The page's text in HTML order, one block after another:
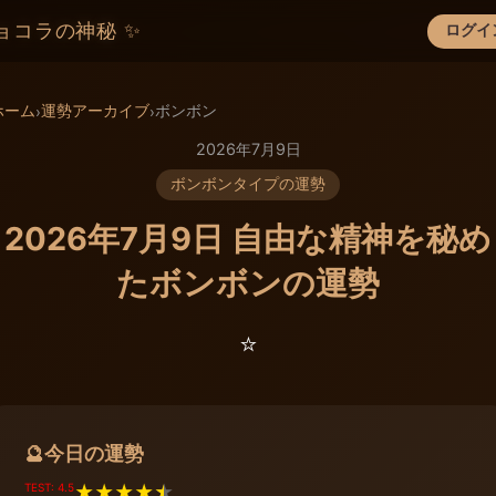
コラの神秘 ✨ ログイ
×
ーム›運勢アーカイブ›ボンボン
2026年7月9日
ボンボンタイプの運勢
2026年7月9日 自由な精神を秘め
たボンボンの運勢
⭐️
🔮今日の運勢
TEST: 4.5